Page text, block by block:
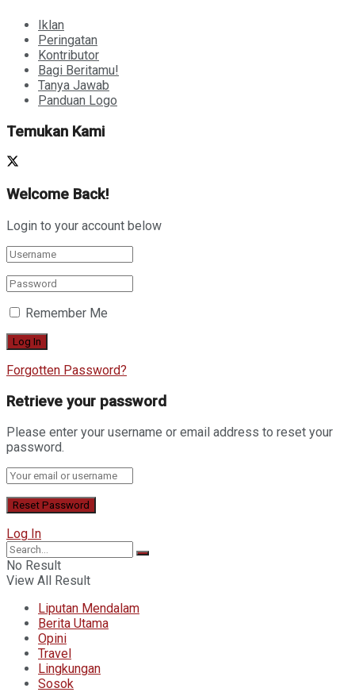
Iklan
Peringatan
Kontributor
Bagi Beritamu!
Tanya Jawab
Panduan Logo
Temukan Kami
Welcome Back!
Login to your account below
Remember Me
Forgotten Password?
Retrieve your password
Please enter your username or email address to reset your
password.
Log In
No Result
View All Result
Liputan Mendalam
Berita Utama
Opini
Travel
Lingkungan
Sosok